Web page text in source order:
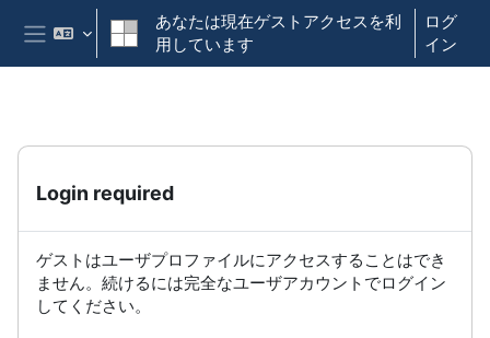
メインコンテンツへスキップする
サイドパネル
あなたは現在ゲストアクセスを利
用しています
ログ
イン
Login required
ゲストはユーザプロファイルにアクセスすることはでき
ません。続けるには完全なユーザアカウントでログイン
してください。